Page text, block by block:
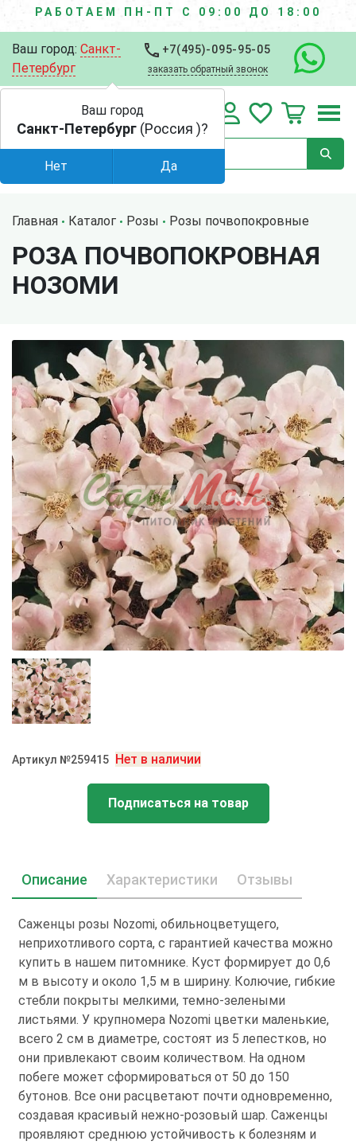
РАБОТАЕМ ПН-ПТ С 09:00 ДО 18:00
Ваш город: Санкт-
Петербург
+7(495)-095-95-05
заказать обратный звонок
Главная Каталог Розы Розы почвопокровные
РОЗА ПОЧВОПОКРОВНАЯ
НОЗОМИ
Артикул №259415 Нет в наличии
Подписаться на товар
Описание Характеристики Отзывы
Саженцы розы Nozomi, обильноцветущего,
неприхотливого сорта, с гарантией качества можно
купить в нашем питомнике. Куст формирует до 0,6
м в высоту и около 1,5 м в ширину. Колючие, гибкие
стебли покрыты мелкими, темно-зелеными
листьями. У крупномера Nozomi цветки маленькие,
всего 2 см в диаметре, состоят из 5 лепестков, но
они привлекают своим количеством. На одном
побеге может сформироваться от 50 до 150
бутонов. Все они расцветают почти одновременно,
создавая красивый нежно-розовый шар. Саженцы
проявляют среднюю устойчивость к болезням и
Ваш город
Санкт-Петербург (Россия )?
Нет Да